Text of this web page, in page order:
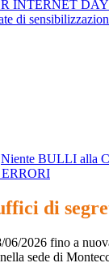
INTERNET DAY
di
Niente BULLI alla
ERRORI
di
2026 fino a
sede di